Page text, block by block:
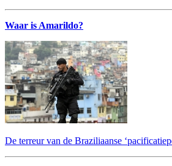
Waar is Amarildo?
De terreur van de Braziliaanse